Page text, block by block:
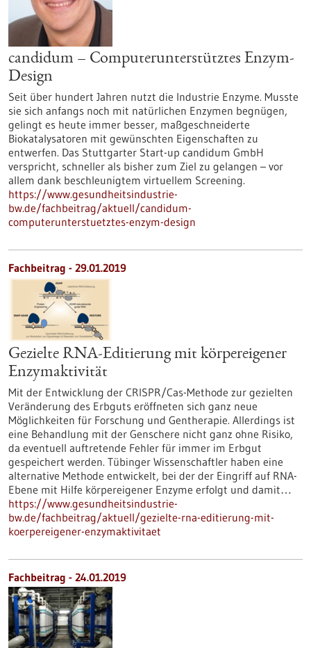
candidum – Computerunterstütztes Enzym-
Design
Seit über hundert Jahren nutzt die Industrie Enzyme. Musste
sie sich anfangs noch mit natürlichen Enzymen begnügen,
gelingt es heute immer besser, maßgeschneiderte
Biokatalysatoren mit gewünschten Eigenschaften zu
entwerfen. Das Stuttgarter Start-up candidum GmbH
verspricht, schneller als bisher zum Ziel zu gelangen – vor
allem dank beschleunigtem virtuellem Screening.
https://www.gesundheitsindustrie-
bw.de/fachbeitrag/aktuell/candidum-
computerunterstuetztes-enzym-design
Fachbeitrag - 29.01.2019
Gezielte RNA-Editierung mit körpereigener
Enzymaktivität
Mit der Entwicklung der CRISPR/Cas-Methode zur gezielten
Veränderung des Erbguts eröffneten sich ganz neue
Möglichkeiten für Forschung und Gentherapie. Allerdings ist
eine Behandlung mit der Genschere nicht ganz ohne Risiko,
da eventuell auftretende Fehler für immer im Erbgut
gespeichert werden. Tübinger Wissenschaftler haben eine
alternative Methode entwickelt, bei der der Eingriff auf RNA-
Ebene mit Hilfe körpereigener Enzyme erfolgt und damit…
https://www.gesundheitsindustrie-
bw.de/fachbeitrag/aktuell/gezielte-rna-editierung-mit-
koerpereigener-enzymaktivitaet
Fachbeitrag - 24.01.2019